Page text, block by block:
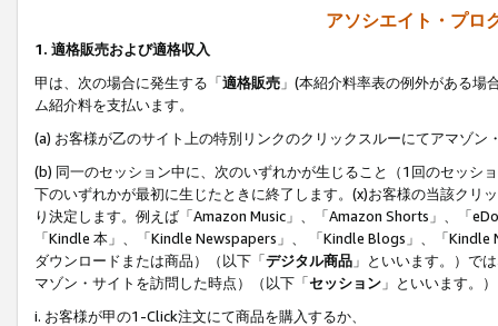
アソシエイト・プロ
1. 適格販売および適格収入
甲は、次の場合に発生する「適格販売 」(本紹介料率表の例外がある
ム紹介料を支払います。
(a) お客様が乙のサイト上の特別リンクのクリックスルーにてアマゾン
(b) 同一のセッション中に、次のいずれかが生じること（1回のセッシ
下のいずれかが最初に生じたときに終了します。(x)お客様の当該ク
り決定します。例えば「Amazon Music」、「Amazon Shorts」、「
「Kindle 本」、「Kindle Newspapers」、 「Kindle Blogs」、「
ダウンロードまたは商品）（以下「デジタル商品 」といいます。）で
マゾン・サイトを訪問した時点）（以下「セッション 」といいます。
i. お客様が甲の1-Click注文にて商品を購入するか、